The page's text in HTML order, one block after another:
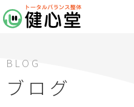
BLOG
ブログ